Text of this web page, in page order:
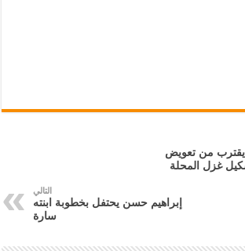
يقترب من تعويض
غزل المحلة
التالي
إبراهيم حسن يحتفل بخطوبة ابنته
سارة